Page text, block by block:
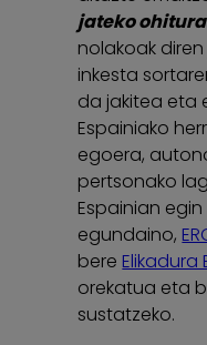
jateko
nolakoak
inkesta
da jakitea eta
Espainiako
egoera,
pertsonako
Espainian
egundaino,
bere Elikadura
orekatua eta
sustatzeko.